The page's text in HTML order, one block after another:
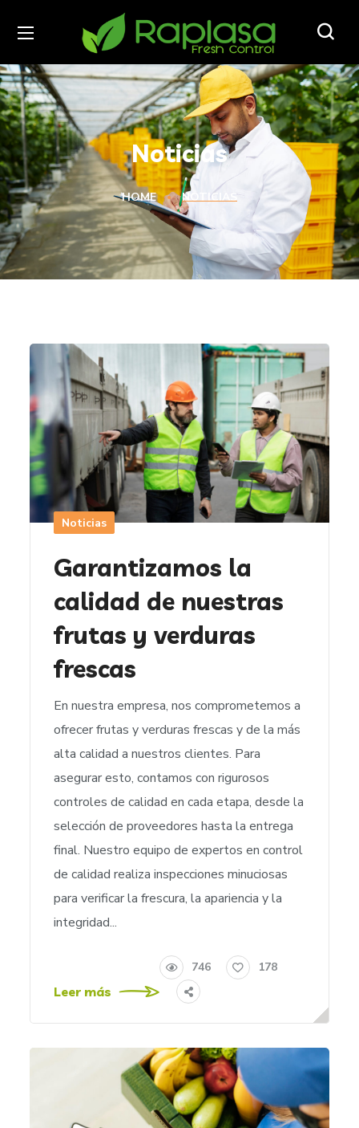
Noticias
HOME NOTICIAS
Noticias
Garantizamos la
calidad de nuestras
frutas y verduras
frescas
En nuestra empresa, nos comprometemos a
ofrecer frutas y verduras frescas y de la más
alta calidad a nuestros clientes. Para
asegurar esto, contamos con rigurosos
controles de calidad en cada etapa, desde la
selección de proveedores hasta la entrega
final. Nuestro equipo de expertos en control
de calidad realiza inspecciones minuciosas
para verificar la frescura, la apariencia y la
integridad...
Leer más
746 178